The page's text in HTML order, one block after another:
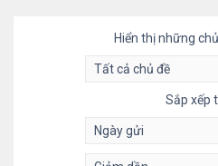
Hiển thị những
Sắp xếp